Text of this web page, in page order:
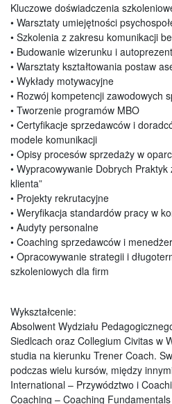
Kluczowe doświadczenia
• Warsztaty umiejętności
• Szkolenia z zakresu komunikacji
• Budowanie wizerunku i
• Warsztaty kształtowania postaw
• Wykłady motywacyjne
• Rozwój kompetencji zawodowych
• Tworzenie programów MBO
• Certyfikacje sprzedawców i
modele komunikacji
• Opisy procesów sprzedaży w
• Wypracowywanie Dobrych Praktyk
klienta”
• Projekty rekrutacyjne
• Weryfikacja standardów pracy w
• Audyty personalne
• Coaching sprzedawców i
• Opracowywanie strategii i
szkoleniowych dla firm
Wykształcenie:
Absolwent Wydziału
Siedlcach oraz Collegium Civitas w
studia na kierunku Trener Coach.
podczas wielu kursów, między
International – Przywództwo i
Coaching – Coaching